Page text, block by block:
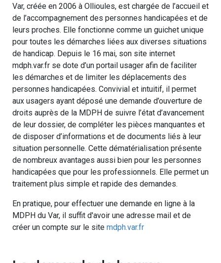
Var, créée en 2006 à Ollioules, est chargée de l’accueil et
de l’accompagnement des personnes handicapées et de
leurs proches. Elle fonctionne comme un guichet unique
pour toutes les démarches liées aux diverses situations
de handicap. Depuis le 16 mai, son site internet
mdph.var.fr se dote d’un portail usager afin de faciliter
les démarches et de limiter les déplacements des
personnes handicapées. Convivial et intuitif, il permet
aux usagers ayant déposé une demande d’ouverture de
droits auprès de la MDPH de suivre l’état d’avancement
de leur dossier, de compléter les pièces manquantes et
de disposer d’informations et de documents liés à leur
situation personnelle. Cette dématérialisation présente
de nombreux avantages aussi bien pour les personnes
handicapées que pour les professionnels. Elle permet un
traitement plus simple et rapide des demandes.
En pratique, pour effectuer une demande en ligne à la
MDPH du Var, il suffit d'avoir une adresse mail et de
créer un compte sur le site mdph.var.fr